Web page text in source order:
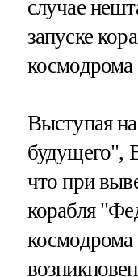
случае
запуске
Выступая
будущего",
что при
корабля